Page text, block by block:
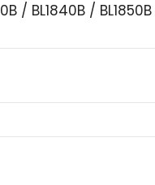
/ BL1840B / BL1850B